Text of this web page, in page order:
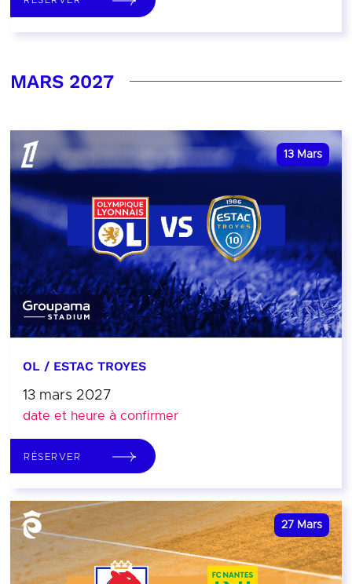
MARS 2027
13 Mars
OL / ESTAC TROYES
13 mars 2027
date et heure à confirmer
RÉSERVER
27 Mars